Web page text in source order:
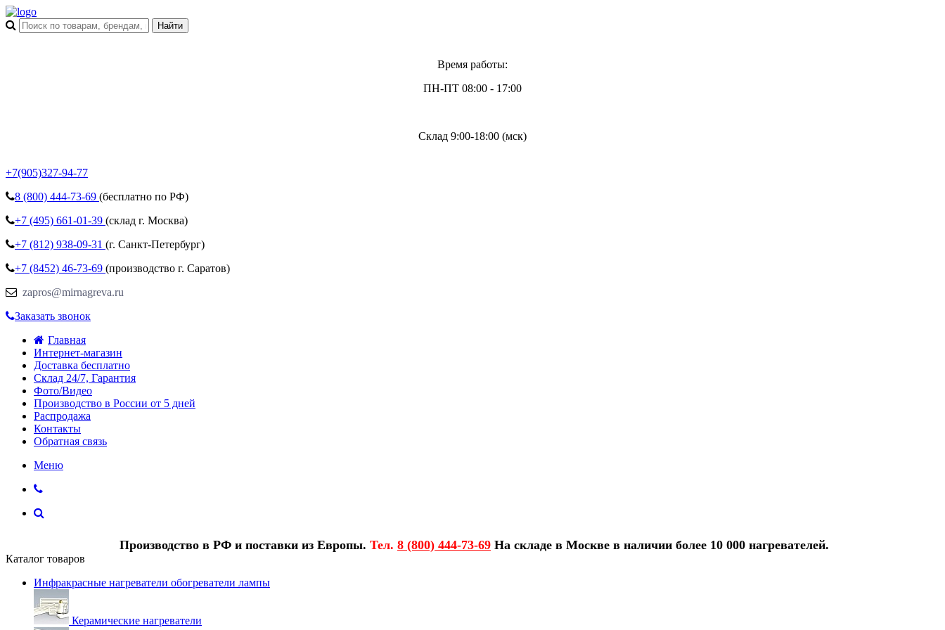
Время работы:
ПН-ПТ 08:00 - 17:00
Склад 9:00-18:00 (мск)
+7(905)327-94-77
8 (800) 444-73-69 (бесплатно по РФ)
+7 (495) 661-01-39 (склад г. Москва)
+7 (812) 938-09-31 (г. Санкт-Петербург)
+7 (8452) 46-73-69 (производство г. Саратов)
zapros@mirnagreva.ru
Заказать звонок
Главная
Интернет-магазин
Доставка бесплатно
Склад 24/7, Гарантия
Фото/Видео
Производство в России от 5 дней
Распродажа
Контакты
Обратная связь
Меню
Производство в РФ и поставки из Европы. Тел. 8 (800) 444-73-69 На складе в Москве в наличии более 10 000 нагревателей.
Каталог товаров
Инфракрасные нагреватели обогреватели лампы
Керамические нагреватели